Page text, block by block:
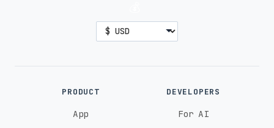
PRODUCT
App
DEVELOPERS
For AI